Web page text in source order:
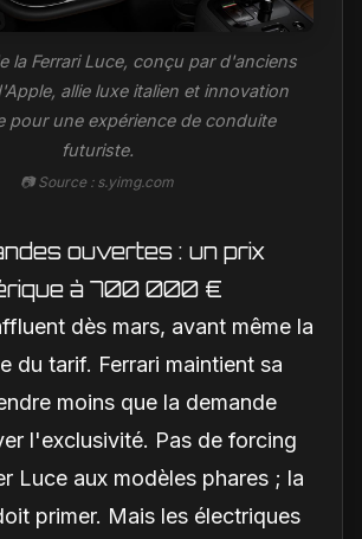
la Ferrari Luce, conçu par d'anciens
allie luxe italien et innovation
pour une expérience de conduite
futuriste.
📷 Source : s.yimg.com
ouvertes : un prix
à 700 000 €
dès mars, avant même la
du tarif. Ferrari maintient sa
moins que la demande
l'exclusivité. Pas de forcing
Luce aux modèles phares ; la
primer. Mais les électriques